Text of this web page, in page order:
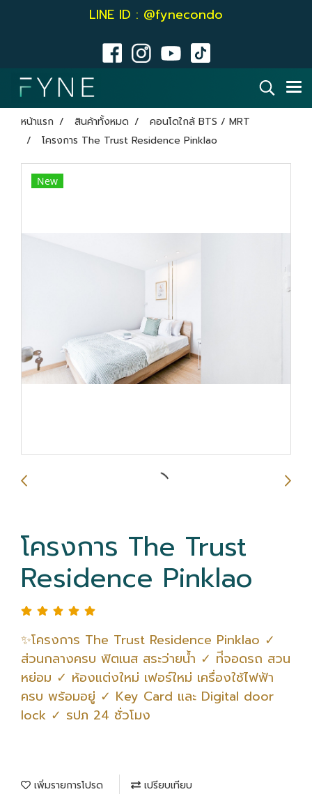
LINE ID : @fynecondo
หน้าแรก สินค้าทั้งหมด
คอนโดใกล้ BTS / MRT
โครงการ The Trust Residence Pinklao
New
โครงการ The Trust
Residence Pinklao
✨โครงการ The Trust Residence Pinklao ✓
ส่วนกลางครบ ฟิตเนส สระว่ายน้ำ ✓ ท่ีจอดรถ สวน
หย่อม ✓ ห้องแต่งใหม่ เฟอร์ใหม่ เครื่องใช้ไฟฟ้า
ครบ พร้อมอยู่ ✓ Key Card และ Digital door
lock ✓ รปภ 24 ชั่วโมง
เพิ่มรายการโปรด เปรียบเทียบ